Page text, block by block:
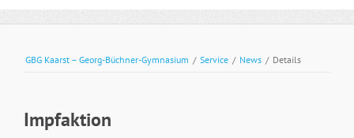
GBG Kaarst – Georg-Büchner-Gymnasium / Service / News / Details
Impfaktion